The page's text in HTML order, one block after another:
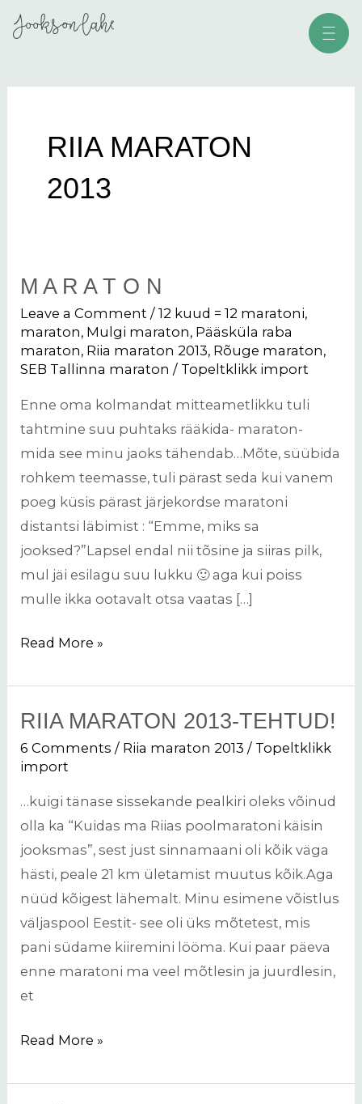
Skip
to
RIIA MARATON
2013
M A R A T O N
Leave a Comment /12 kuud = 12 maratoni,
maraton, Mulgi maraton, Pääsküla raba
maraton, Riia maraton 2013, Rõuge maraton,
SEB Tallinna maraton / Topeltklikk import
Enne oma kolmandat mitteametlikku tuli
tahtmine suu puhtaks rääkida- maraton-
mida see minu jaoks tähendab…Mõte, süübida
rohkem teemasse, tuli pärast seda kui vanem
poeg küsis pärast järjekordse maratoni
distantsi läbimist : “Emme, miks sa
jooksed?”Lapsel endal nii tõsine ja siiras pilk,
mul jäi esilagu suu lukku 🙂 aga kui poiss
mulle ikka ootavalt otsa vaatas […]
M
a
r
a
o
n
Read More »
RIIA MARATON 2013-TEHTUD!
6 Comments / Riia maraton 2013 / Topeltklikk
import
…kuigi tänase sissekande pealkiri oleks võinud
olla ka “Kuidas ma Riias poolmaratoni käisin
jooksmas”, sest just sinnamaani oli kõik väga
hästi, peale 21 km ületamist muutus kõik.Aga
nüüd kõigest lähemalt. Minu esimene võistlus
väljaspool Eestit- see oli üks mõtetest, mis
pani südame kiiremini lööma. Kui paar päeva
enne maratoni ma veel mõtlesin ja juurdlesin,
et
Riia
maraton
2013-
Read More »